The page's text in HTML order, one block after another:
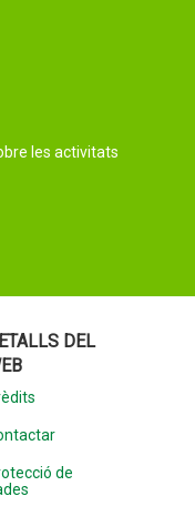
les activitats
DEL
de